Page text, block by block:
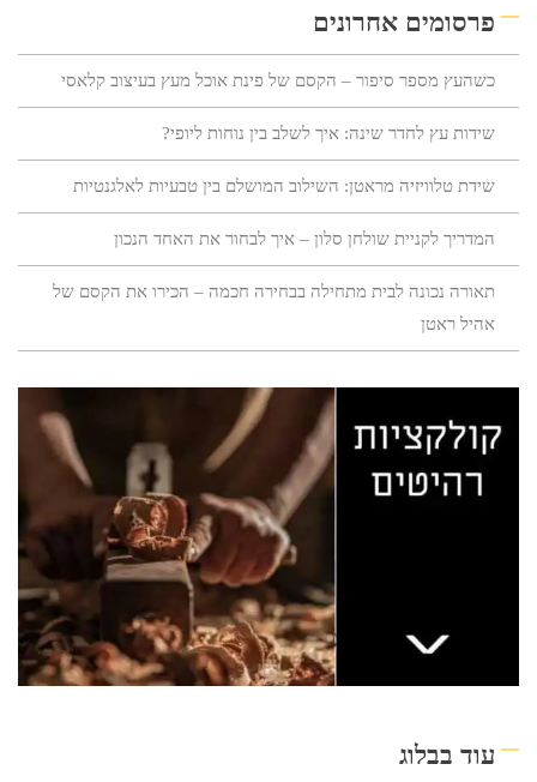
פרסומים אחרונים
כשהעץ מספר סיפור – הקסם של פינת אוכל מעץ בעיצוב קלאסי
שידות עץ לחדר שינה: איך לשלב בין נוחות ליופי?
שידת טלוויזיה מראטן: השילוב המושלם בין טבעיות לאלגנטיות
המדריך לקניית שולחן סלון – איך לבחור את האחד הנכון
תאורה נכונה לבית מתחילה בבחירה חכמה – הכירו את הקסם של
אהיל ראטן
עוד בבלוג